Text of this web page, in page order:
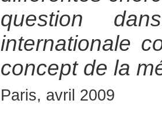
question
internationale
concept de la
Paris, avril 2009